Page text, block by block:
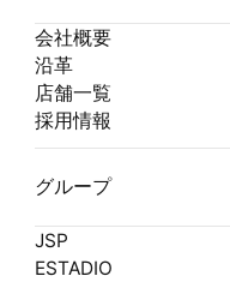
会社概要
沿革
店舗一覧
採用情報
グループ
JSP
ESTADIO